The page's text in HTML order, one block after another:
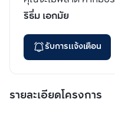
ริธึ่ม เอกมัย
รับการแจ้งเตือน
รายละเอียดโครงการ